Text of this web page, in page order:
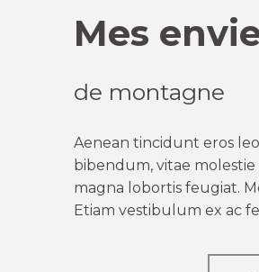
Mes
de montagne
Aenean tincidunt eros
bibendum, vitae
magna lobortis feugiat.
Etiam vestibulum ex ac